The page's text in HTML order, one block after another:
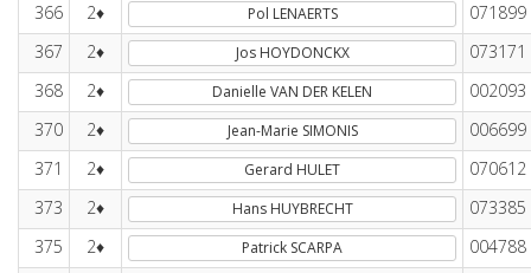
366
2♦ Pol LENAERTS
071899
367
2♦ Jos HOYDONCKX
073171
368
2♦ Danielle VAN DER KELEN
002093
370
2♦ Jean-Marie SIMONIS
006699
371
2♦ Gerard HULET
070612
373
2♦ Hans HUYBRECHT
073385
375
2♦ Patrick SCARPA
004788